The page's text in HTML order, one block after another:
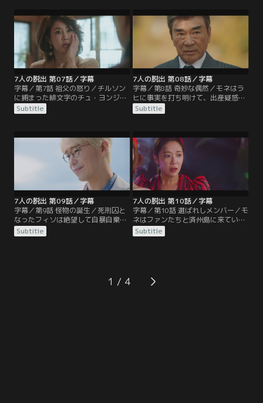
やその親たちが2人の前に立ちはだ
かる。
込んだ緋文字のことを調べはじめる
7人の脱出 第07話／字幕
字幕／第7話 祖父の怒り／チルソン
に捕まった緋文字のチュ・ヨンジュ
は、誰の指示で動いていたかを白状
する。チルソンはジンモを捕まえろ
を取り返すことに。さらに、恋人の
チャ・ジュランも家から追い出す。
Subtitle
7人の脱出 第08話／字幕
字幕／第8話 奇妙な偶然／モネはラ
ヒに事実を打ち明けて、出産疑惑を
握りつぶしてほしいと頼む。しか
し、その時、チルソンがダミの件で
の頃、フィソは拘置所を抜け出して
自分をワナにはめたナム・チョルの
家にいた。
Subtitle
7人の脱出 第09話／字幕
字幕／第9話 怪物の誕生／死刑囚と
なったフィソは絶望して自暴自棄に
なっていた。ある日、他の受刑者た
ちを従えたカン・ギタクがフィソを
Subtitle
7人の脱出 第10話／字幕
字幕／第10話 選ばれしメンバー／モ
ネはファンたちと済州島に来ていた
が、その中に過去の秘密を知る人物
がいて不安を募らせる。その夜、酔
ジュを…。
Subtitle
1